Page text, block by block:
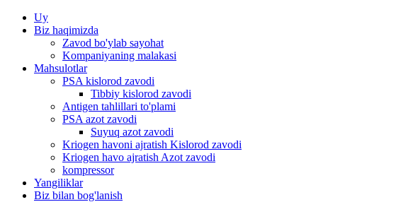
Uy
Biz haqimizda
Zavod bo'ylab sayohat
Kompaniyaning malakasi
Mahsulotlar
PSA kislorod zavodi
Tibbiy kislorod zavodi
Antigen tahlillari to'plami
PSA azot zavodi
Suyuq azot zavodi
Kriogen havoni ajratish Kislorod zavodi
Kriogen havo ajratish Azot zavodi
kompressor
Yangiliklar
Biz bilan bog'lanish